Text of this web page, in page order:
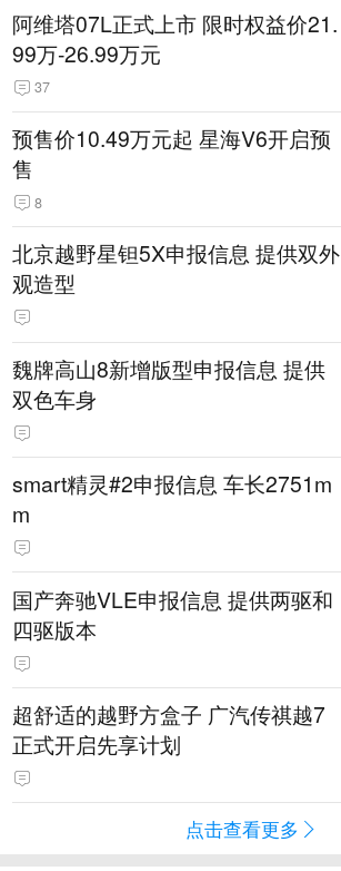
阿维塔07L正式上市 限时权益价21.
99万-26.99万元
37
预售价10.49万元起 星海V6开启预
售
8
北京越野星钽5X申报信息 提供双外
观造型
魏牌高山8新增版型申报信息 提供
双色车身
smart精灵#2申报信息 车长2751m
m
国产奔驰VLE申报信息 提供两驱和
四驱版本
超舒适的越野方盒子 广汽传祺越7
正式开启先享计划
点击查看更多